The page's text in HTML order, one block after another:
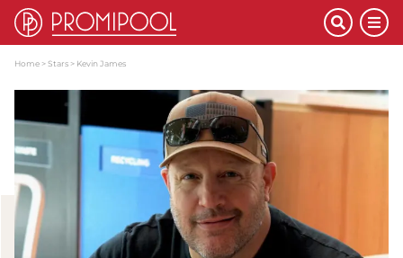
Home Stars Kevin James